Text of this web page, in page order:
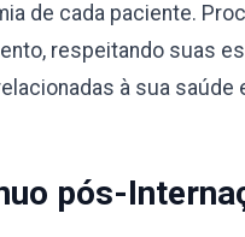
de cada paciente.
respeitando suas
à sua saúde
pós-